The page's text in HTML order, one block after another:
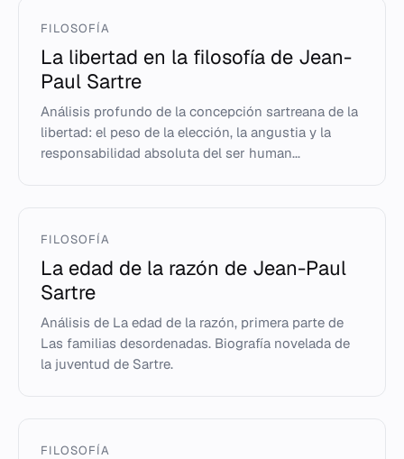
FILOSOFÍA
La libertad en la filosofía de Jean-
Paul Sartre
Análisis profundo de la concepción sartreana de la
libertad: el peso de la elección, la angustia y la
responsabilidad absoluta del ser human...
FILOSOFÍA
La edad de la razón de Jean-Paul
Sartre
Análisis de La edad de la razón, primera parte de
Las familias desordenadas. Biografía novelada de
la juventud de Sartre.
FILOSOFÍA